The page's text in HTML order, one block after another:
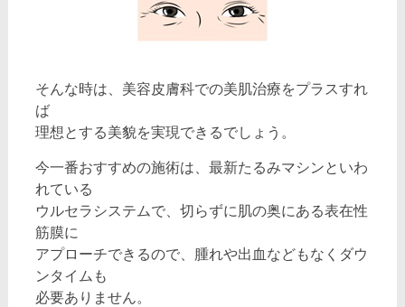
そんな時は、美容皮膚科での美肌治療をプラスすれ
ば
理想とする美貌を実現できるでしょう。
今一番おすすめの施術は、最新たるみマシンといわ
れている
ウルセラシステムで、切らずに肌の奥にある表在性
筋膜に
アプローチできるので、腫れや出血などもなくダウ
ンタイムも
必要ありません。